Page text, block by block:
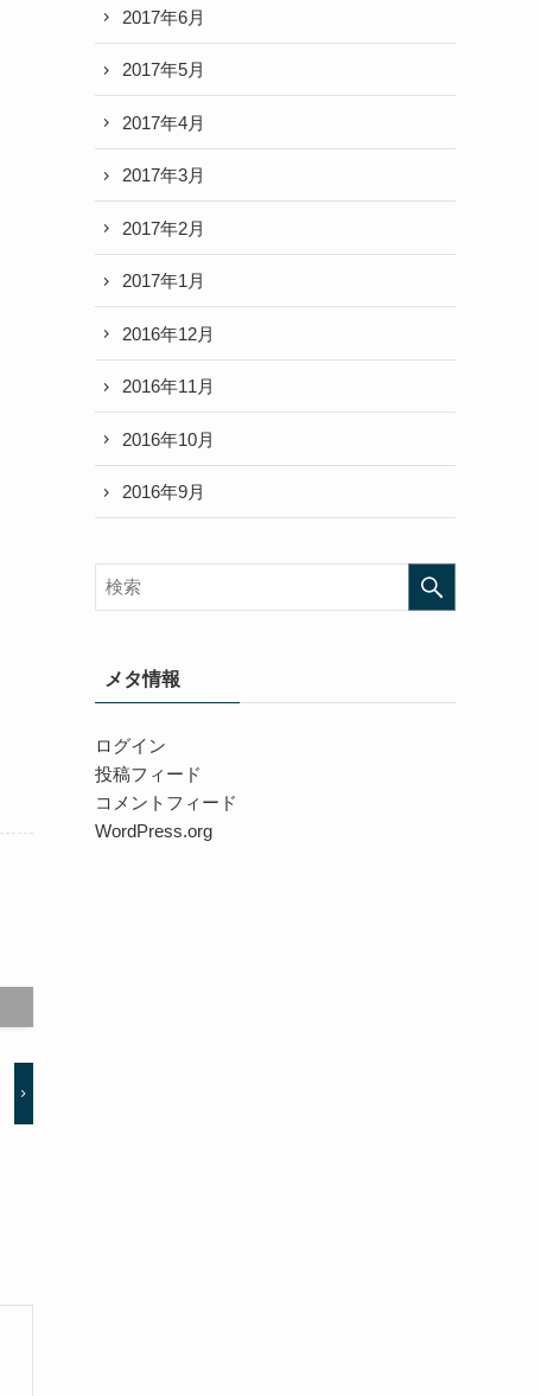
2017年6月
2017年5月
2017年4月
2017年3月
2017年2月
2017年1月
2016年12月
2016年11月
2016年10月
2016年9月
メタ情報
ログイン
投稿フィード
コメントフィード
WordPress.org